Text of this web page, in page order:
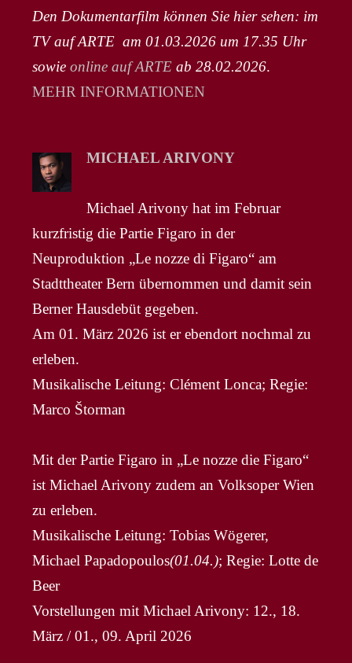
Den Dokumentarfilm können Sie hier sehen: im
TV auf ARTE am 01.03.2026 um 17.35 Uhr
sowieonline auf ARTE ab 28.02.2026.
MEHR INFORMATIONEN
MICHAEL ARIVONY
Michael Arivony hat im Februar
kurzfristig die Partie Figaro in der
Neuproduktion „Le nozze di Figaro“ am
Stadttheater Bern übernommen und damit sein
Berner Hausdebüt gegeben.
Am 01. März 2026 ist er ebendort nochmal zu
erleben.
Musikalische Leitung: Clément Lonca; Regie:
Marco Štorman
Mit der Partie Figaro in „Le nozze die Figaro“
ist Michael Arivony zudem an Volksoper Wien
zu erleben.
Musikalische Leitung: Tobias Wögerer,
Michael Papadopoulos(01.04.); Regie: Lotte de
Beer
Vorstellungen mit Michael Arivony: 12., 18.
März / 01., 09. April 2026